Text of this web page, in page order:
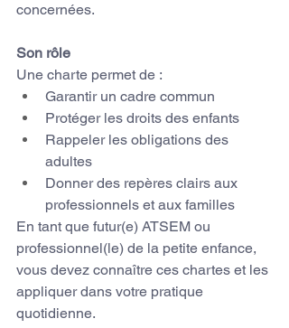
concernées.
Son rôle
Une charte permet de :
Garantir un cadre commun
Protéger les droits des enfants
Rappeler les obligations des
adultes
Donner des repères clairs aux
professionnels et aux familles
En tant que futur(e) ATSEM ou
professionnel(le) de la petite enfance,
vous devez connaître ces chartes et les
appliquer dans votre pratique
quotidienne.